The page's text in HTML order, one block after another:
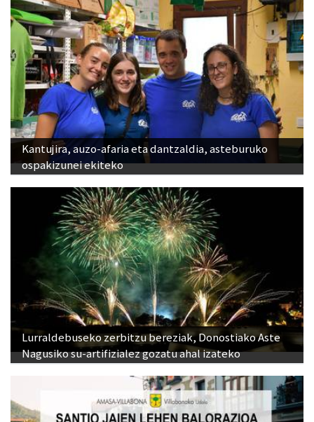
Kantujira, auzo-afaria eta dantzaldia, asteburuko
ospakizunei ekiteko
Lurraldebuseko zerbitzu bereziak, Donostiako Aste
Nagusiko su-artifizialez gozatu ahal izateko